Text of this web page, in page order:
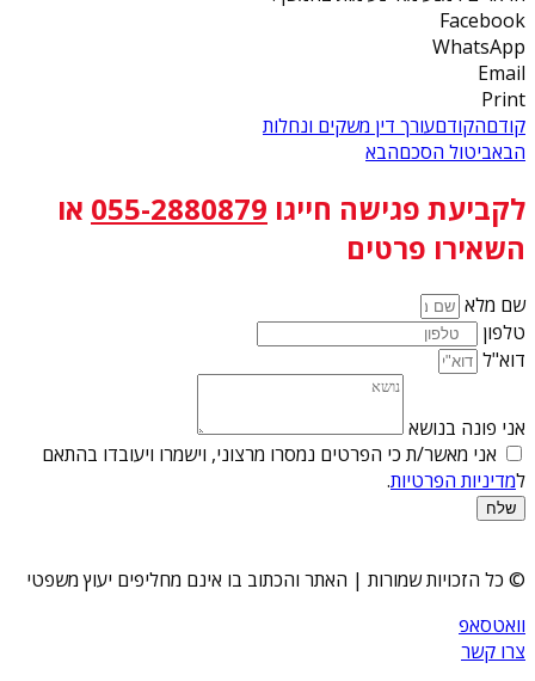
Facebook
WhatsApp
Email
Print
קודםהקודםעורך דין משקים ונחלות
הבאביטול הסכםהבא
לקביעת פגישה חייגו 055-2880879 או
השאירו פרטים
שם מלא
טלפון
דוא"ל
אני פונה בנושא
אני מאשר/ת כי הפרטים נמסרו מרצוני, וישמרו ויעובדו בהתאם
למדיניות הפרטיות.
שלח
© כל הזכויות שמורות | האתר והכתוב בו אינם מחליפים יעוץ משפטי
וואטסאפ
צרו קשר